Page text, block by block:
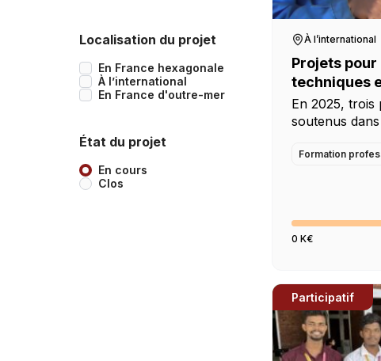
Localisation du projet
En France hexagonale
À l’international
En France d'outre-mer
État du projet
En cours
Clos
À l’international
Projets
techniques
En 2025, trois
soutenus
déjà 3 projets
Formation
0 K€
Participatif